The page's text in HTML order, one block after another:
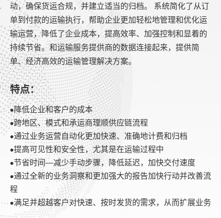
动，确保货运合规，并建立适当的归档。 系统简化了从订
单到付款的运输执行，帮助企业更加轻松地管理和优化运
输运营，降低了企业成本，提高效率、加强控制和显着的
持续节省。和运输服务提供商的数据连接起来，提供简
单、经济高效的运输管理解决方案。
特点：
•降低企业和客户的成本
•跨地区、模式和承运商理顺供应链流程
•通过业务运营自动化更加快速、准确地计费和归档
•提高可见性和安全性，尤其是在运输过程中
•节省时间—减少手动步骤，降低延迟，加快交付速度
•通过全新的业务洞察和更加强大的报告加快行动并改善流
程
•满足并超越客户对快速、按时发货的需求，从而扩展业务